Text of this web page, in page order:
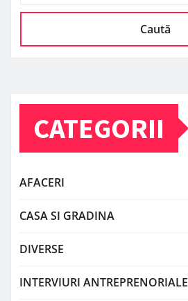
Caută
CATEGORII
AFACERI
CASA SI GRADINA
DIVERSE
INTERVIURI ANTREPRENORIALE